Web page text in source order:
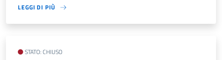
LEGGI DI PIÙ
STATO: CHIUSO